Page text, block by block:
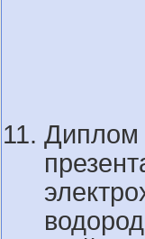
Диплом